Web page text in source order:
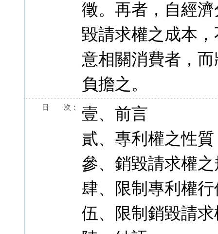
徵。再者，自經
毀請求權之成本
意相關消費者，
負擔之。
目 次：
壹、前言
貳、專利權之性質
參、銷毀請求權
肆、限制專利權
伍、限制銷毀請